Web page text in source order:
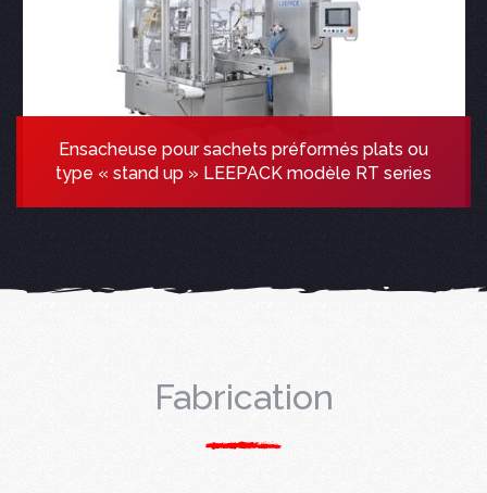
Ensacheuse pour sachets préformés plats ou
type « stand up » LEEPACK modèle RT series
Fabrication